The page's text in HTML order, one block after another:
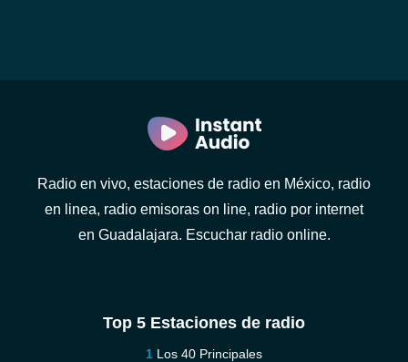
Radio en vivo, estaciones de radio en México, radio
en linea, radio emisoras on line, radio por internet
en Guadalajara. Escuchar radio online.
Top 5 Estaciones de radio
Los 40 Principales